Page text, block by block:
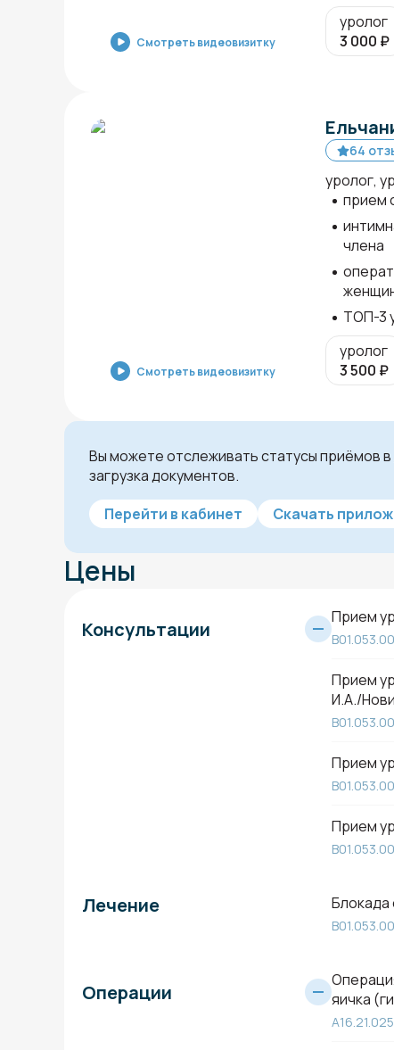
Смотреть видеовизитку
уролог
3 000 ₽
Смотреть видеовизитку
64
уролог,
прием
члена
ТОП-3
уролог
3 500 ₽
Вы можете отслеживать статусы приёмов в
загрузка документов.
Перейти в кабинет
Скачать
Цены
Консультации
Прием
Прием
И.А./
Прием
Прием
Лечение Блокада
Операции
яичка
A16.21.025